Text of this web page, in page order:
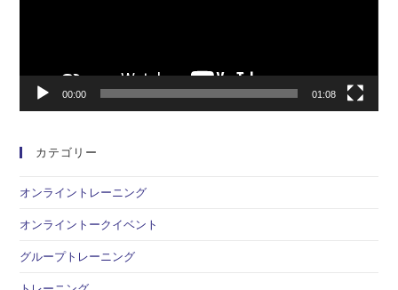
00:00 01:08
カテゴリー
オンライントレーニング
オンライントークイベント
グループトレーニング